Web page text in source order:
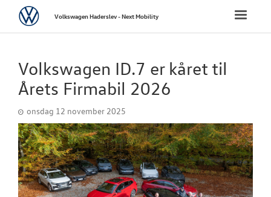
BRUGTE BILER
LEJ EN 7
MULTIVAN
Toggle
VolkswagenVolkswagen Haderslev - Next Mobility
Volkswagen ID.7 er kåret til
Årets Firmabil 2026
onsdag 12 november 2025